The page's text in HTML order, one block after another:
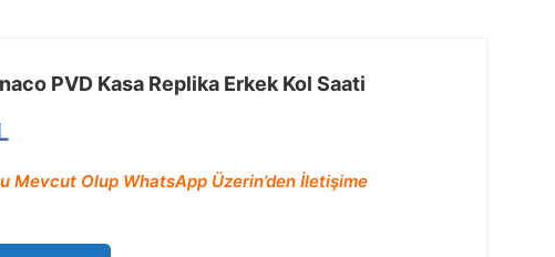
PVD Kasa Replika Erkek Kol Saati
Mevcut Olup WhatsApp Üzerin’den İletişime